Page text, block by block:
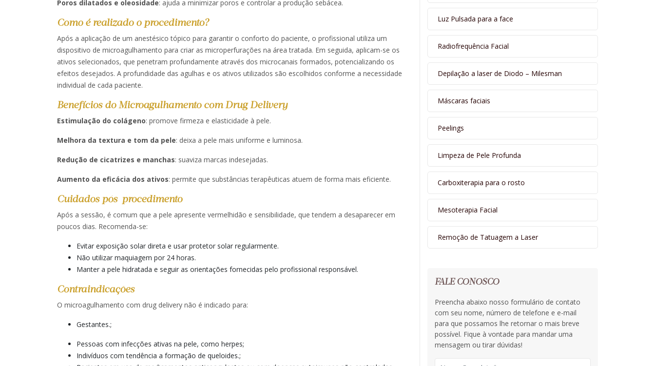
Poros dilatados e oleosidade: ajuda a minimizar poros e controlar a produção sebácea. ​
Como é realizado o procedimento?
Após a aplicação de um anestésico tópico para garantir o conforto do paciente, o profissional utiliza um
dispositivo de microagulhamento para criar as microperfurações na área tratada. Em seguida, aplicam-se os
ativos selecionados, que penetram profundamente através dos microcanais formados, potencializando os
efeitos desejados. A profundidade das agulhas e os ativos utilizados são escolhidos conforme a necessidade
individual de cada paciente. ​
Benefícios do Microagulhamento com Drug Delivery
Estimulação do colágeno: promove firmeza e elasticidade à pele.​
Melhora da textura e tom da pele: deixa a pele mais uniforme e luminosa.​
Redução de cicatrizes e manchas: suaviza marcas indesejadas.​
Aumento da eficácia dos ativos: permite que substâncias terapêuticas atuem de forma mais eficiente. ​
Cuidados pós-procedimento
Após a sessão, é comum que a pele apresente vermelhidão e sensibilidade, que tendem a desaparecer em
poucos dias. Recomenda-se:
Evitar exposição solar direta e usar protetor solar regularmente.​
Não utilizar maquiagem por 24 horas.​
Manter a pele hidratada e seguir as orientações fornecidas pelo profissional responsável. ​
Contraindicações
O microagulhamento com drug delivery não é indicado para:​
Gestantes.;
Pessoas com infecções ativas na pele, como herpes;
Indivíduos com tendência a formação de queloides.;
Luz Pulsada para a face
Radiofrequência Facial
Depilação a laser de Diodo – Milesman
Máscaras faciais
Peelings
Limpeza de Pele Profunda
Carboxiterapia para o rosto
Mesoterapia Facial
Remoção de Tatuagem a Laser
FALE CONOSCO
Preencha abaixo nosso formulário de contato
com seu nome, número de telefone e e-mail
para que possamos lhe retornar o mais breve
possível. Fique à vontade para mandar uma
mensagem ou tirar dúvidas!